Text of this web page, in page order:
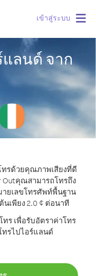
เข้าสู่ระบบ
แลนด์ จาก
รด้วยคุณภาพเสียงที่ดี
Outคุณสามารถโทรถึง
ยเลขโทรศัพท์พื้นฐาน
เพียง 2.0 ¢ ต่อนาที
ร เพื่อรับอัตราค่าโทร
รไปไอร์แลนด์